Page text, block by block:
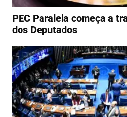
PEC Paralela começa a
dos Deputados